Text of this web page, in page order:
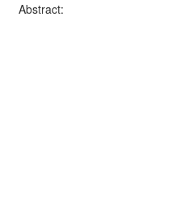
Abstract: